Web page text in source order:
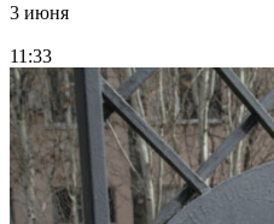
3 июня
11:33